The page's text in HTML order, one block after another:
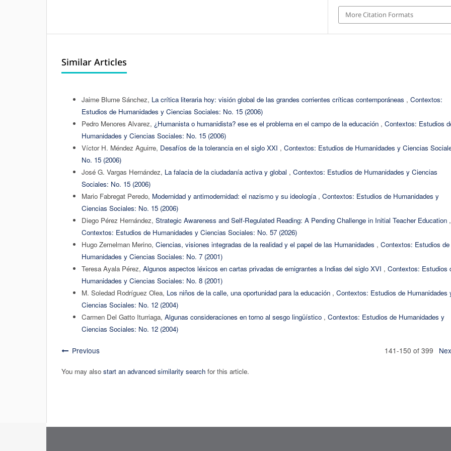
More Citation Formats
Similar Articles
Jaime Blume Sánchez, La crítica literaria hoy: visión global de las grandes corrientes críticas contemporáneas , Contextos:
Estudios de Humanidades y Ciencias Sociales: No. 15 (2006)
Pedro Menores Alvarez, ¿Humanista o humanidista? ese es el problema en el campo de la educación , Contextos: Estudios
Humanidades y Ciencias Sociales: No. 15 (2006)
Víctor H. Méndez Aguirre, Desafíos de la tolerancia en el siglo XXI , Contextos: Estudios de Humanidades y Ciencias
No. 15 (2006)
José G. Vargas Hernández, La falacia de la ciudadanía activa y global , Contextos: Estudios de Humanidades y Ciencias
Sociales: No. 15 (2006)
Mario Fabregat Peredo, Modernidad y antimodernidad: el nazismo y su ideología , Contextos: Estudios de Humanidades y
Ciencias Sociales: No. 15 (2006)
Diego Pérez Hernández, Strategic Awareness and Self-Regulated Reading: A Pending Challenge in Initial Teacher Education ,
Contextos: Estudios de Humanidades y Ciencias Sociales: No. 57 (2026)
Hugo Zemelman Merino, Ciencias, visiones integradas de la realidad y el papel de las Humanidades , Contextos: Estudios de
Humanidades y Ciencias Sociales: No. 7 (2001)
Teresa Ayala Pérez, Algunos aspectos léxicos en cartas privadas de emigrantes a Indias del siglo XVI , Contextos: Estudios
Humanidades y Ciencias Sociales: No. 8 (2001)
M. Soledad Rodríguez Olea, Los niños de la calle, una oportunidad para la educación , Contextos: Estudios de Humanidades
Ciencias Sociales: No. 12 (2004)
Carmen Del Gatto Iturriaga, Algunas consideraciones en torno al sesgo lingüístico , Contextos: Estudios de Humanidades y
Ciencias Sociales: No. 12 (2004)
Previous 141-150 of 399
You may also start an advanced similarity search for this article.